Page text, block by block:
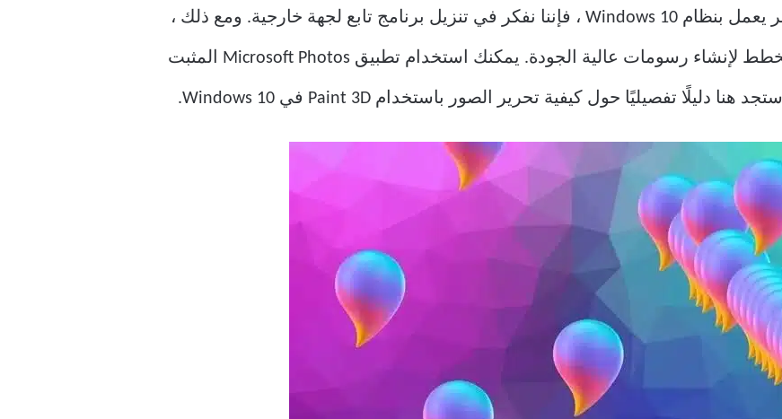
عندما نريد تحرير صورة على جهاز كمبيوتر يعمل بنظام Windows 10 ، فإننا نفكر في تنزيل برنامج تابع لجهة خارجية. ومع ذلك ،
ليست هناك حاجة لذلك الآن إلا إذا كنت تخطط لإنشاء رسومات عالية الجودة. يمكنك استخدام تطبيق Microsoft Photos المثبت
ستجد هنا دليلًا تفصيليًا حول كيفية تحرير الصور باستخدام Paint 3D في Windows 10.